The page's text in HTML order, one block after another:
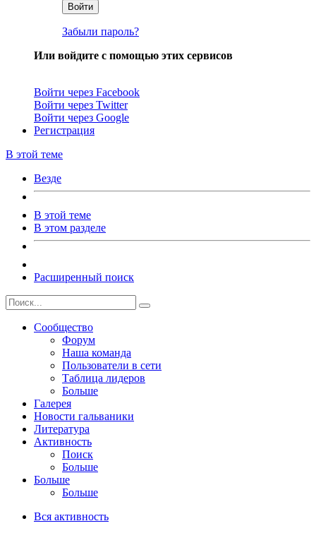
Войти
Забыли пароль?
Или войдите с помощью этих сервисов
Войти через Facebook
Войти через Twitter
Войти через Google
Регистрация
В этой теме
Везде
В этой теме
В этом разделе
Расширенный поиск
Сообщество
Форум
Наша команда
Пользователи в сети
Таблица лидеров
Больше
Галерея
Новости гальваники
Литература
Активность
Поиск
Больше
Больше
Больше
Вся активность